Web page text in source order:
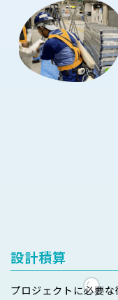
設計積算
プロジェクトに必要